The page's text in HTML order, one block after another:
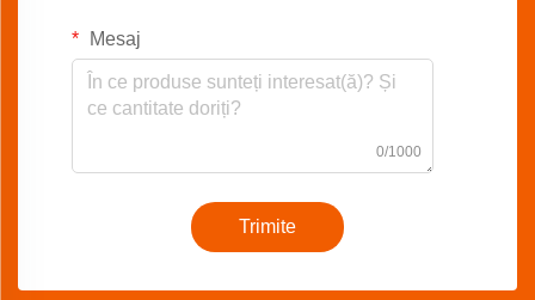
Mesaj
0/1000
Trimite